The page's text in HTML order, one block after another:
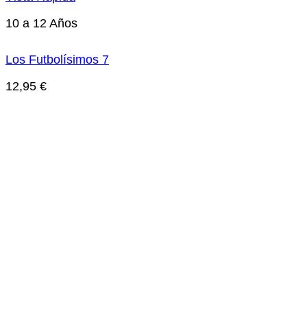
10 a 12 Años
Los Futbolísimos 7
12,95 €